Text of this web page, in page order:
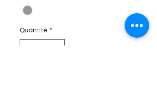
Quantité *